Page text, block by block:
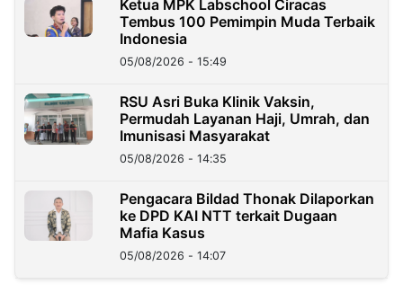
Ketua MPK Labschool Ciracas
Tembus 100 Pemimpin Muda Terbaik
Indonesia
05/08/2026 - 15:49
RSU Asri Buka Klinik Vaksin,
Permudah Layanan Haji, Umrah, dan
Imunisasi Masyarakat
05/08/2026 - 14:35
Pengacara Bildad Thonak Dilaporkan
ke DPD KAI NTT terkait Dugaan
Mafia Kasus
05/08/2026 - 14:07